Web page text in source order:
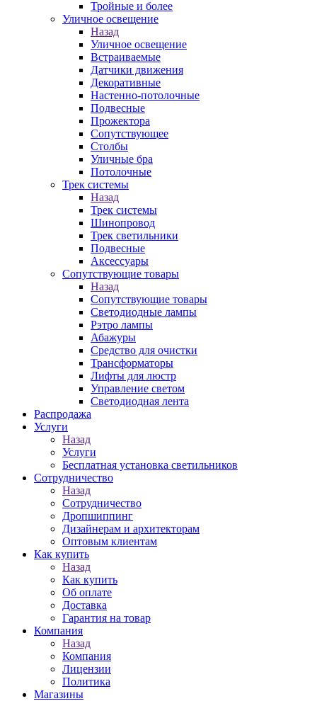
Тройные и более
Уличное освещение
Назад
Уличное освещение
Встраиваемые
Датчики движения
Декоративные
Настенно-потолочные
Подвесные
Прожектора
Сопутствующее
Столбы
Уличные бра
Потолочные
Трек системы
Назад
Трек системы
Шинопровод
Трек светильники
Подвесные
Аксессуары
Сопутствующие товары
Назад
Сопутствующие товары
Светодиодные лампы
Рэтро лампы
Абажуры
Средство для очистки
Трансформаторы
Лифты для люстр
Управление светом
Светодиодная лента
Распродажа
Услуги
Назад
Услуги
Бесплатная установка светильников
Сотрудничество
Назад
Сотрудничество
Дропшиппинг
Дизайнерам и архитекторам
Оптовым клиентам
Как купить
Назад
Как купить
Об оплате
Доставка
Гарантия на товар
Компания
Назад
Компания
Лицензии
Политика
Магазины